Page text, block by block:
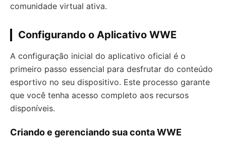
comunidade virtual ativa.
Configurando o Aplicativo WWE
A configuração inicial do aplicativo oficial é o
primeiro passo essencial para desfrutar do conteúdo
esportivo no seu dispositivo. Este processo garante
que você tenha acesso completo aos recursos
disponíveis.
Criando e gerenciando sua conta WWE